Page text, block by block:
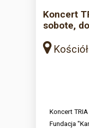
Koncert
sobote,
Koncert
Fundacja